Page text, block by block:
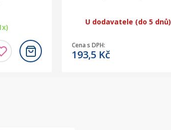
U dodavatele (do 5 dnů)
Cena s DPH:
193,5 Kč